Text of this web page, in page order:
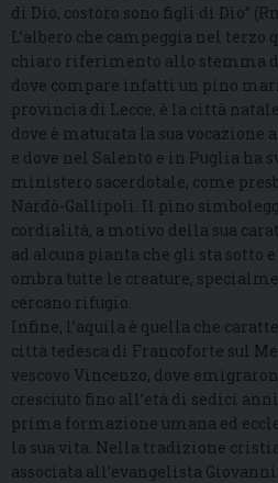
di Dio, costoro sono figli di Dio”
L’albero che campeggia nel terzo
chiaro riferimento allo stemma
dove compare infatti un pino
provincia di Lecce, è la città
dove è maturata la sua
e dove nel Salento e in Puglia ha
ministero sacerdotale, come
Nardò-Gallipoli. Il pino
cordialità, a motivo della sua
ad alcuna pianta che gli sta sotto
ombra tutte le creature,
cercano rifugio.
Infine, l’aquila è quella che
città tedesca di Francoforte sul
vescovo Vincenzo, dove
cresciuto fino all’età di sedici
prima formazione umana ed
la sua vita. Nella tradizione
associata all’evangelista